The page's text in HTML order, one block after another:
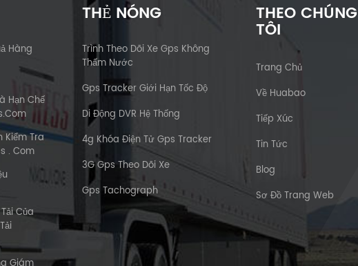
Hàng
Hạn Chế
Kiểm Tra
. Com
Của
THẺ NÓNG
Trình Theo Dõi Xe Gps Không
Thấm Nước
Gps Tracker Giới Hạn Tốc Độ
Di Động DVR Hệ Thống
4g Khóa Điện Tử Gps Tracker
3G Gps Theo Dõi Xe
Gps Tachograph
THEO CHÚNG
TÔI
Trang Chủ
Về Huabao
Tiếp Xúc
Tin Tức
Blog
Sơ Đồ Trang Web